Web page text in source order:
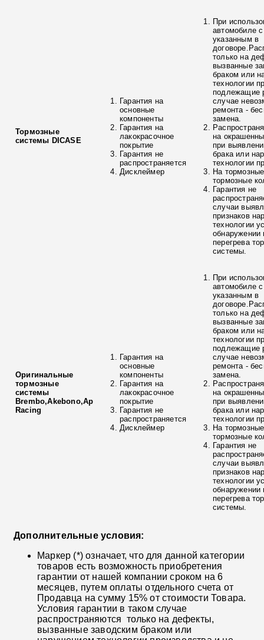
Тормозные
системы DICASE
Гарантия на
основные
компоненты
Гарантия на
лакокрасочное
покрытие
Гарантия не
распространяется
Дисклеймер
При
автомобиле
указанным в
только на
вызванные
браком или
технологии
подлежащие
случае
ремонта -
замена.
на
при
брака или
технологии
На
тормозные
Гарантия не
случаи
признаков
технологии
обнаружении
перегрева
системы.
Оригинальные
тормозные
системы
Brembo,Akebono,Ap
Racing
Гарантия на
основные
компоненты
Гарантия на
лакокрасочное
покрытие
Гарантия не
распространяется
Дисклеймер
При
автомобиле
указанным в
только на
вызванные
браком или
технологии
подлежащие
случае
ремонта -
замена.
на
при
брака или
технологии
На
тормозные
Гарантия не
случаи
признаков
технологии
обнаружении
перегрева
системы.
Дополнительные условия:
Маркер (*) означает, что для данной категории
товаров есть возможность приобретения
гарантии от нашей компании сроком на 6
месяцев, путем оплаты отдельного счета от
Продавца на сумму 15% от стоимости Товара.
Условия гарантии в таком случае
распространяются только на дефекты,
вызванные заводским браком или